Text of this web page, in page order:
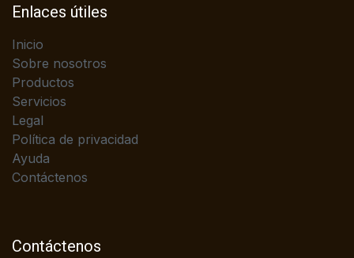
Enlaces útiles
Inicio
Sobre nosotros
Productos
Servicios
Legal
Política de privacidad
Ayuda
Contáctenos
Contáctenos